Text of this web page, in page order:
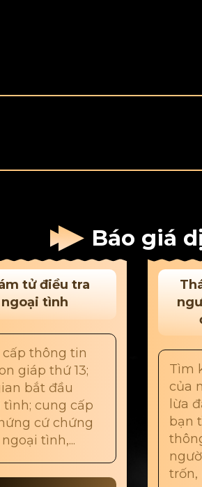
Báo giá
tử điều tra
ngoại tình
cấp thông tin
giáp thứ 13;
bắt đầu
tình; cung cấp
cứ chứng
tình,...
Tìm
của
lừa
bạn
trốn,